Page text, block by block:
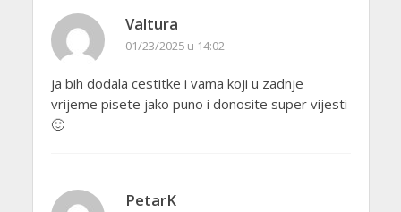
Valtura
01/23/2025 u 14:02
ja bih dodala cestitke i vama koji u zadnje
vrijeme pisete jako puno i donosite super vijesti
🙂
PetarK